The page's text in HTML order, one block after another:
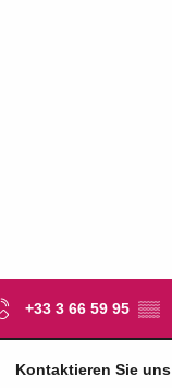
+33 3 66 59 95 ▒▒
Kontaktieren Sie uns